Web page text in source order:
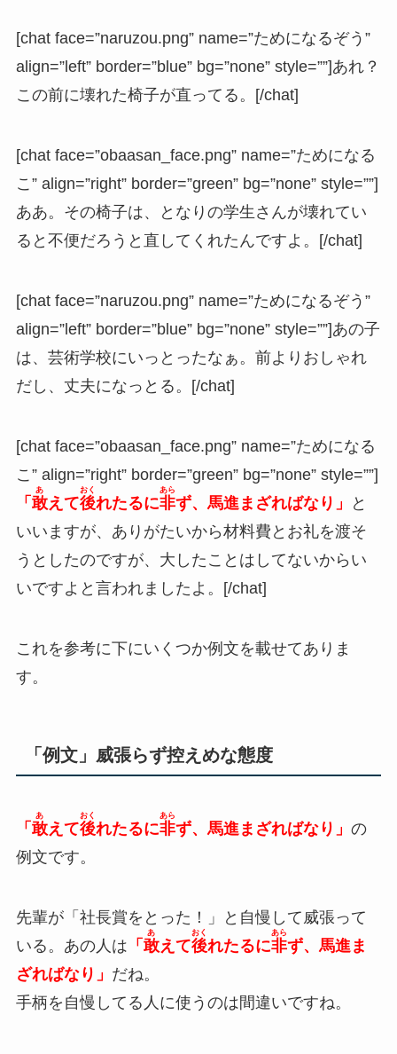
[chat face=”naruzou.png” name=”ためになるぞう”
align=”left” border=”blue” bg=”none” style=””]あれ？
この前に壊れた椅子が直ってる。[/chat]
[chat face=”obaasan_face.png” name=”ためになる
こ” align=”right” border=”green” bg=”none” style=””]
ああ。その椅子は、となりの学生さんが壊れてい
ると不便だろうと直してくれたんですよ。[/chat]
[chat face=”naruzou.png” name=”ためになるぞう”
align=”left” border=”blue” bg=”none” style=””]あの子
は、芸術学校にいっとったなぁ。前よりおしゃれ
だし、丈夫になっとる。[/chat]
[chat face=”obaasan_face.png” name=”ためになる
こ” align=”right” border=”green” bg=”none” style=””]
「 敢
あ
えて後
おく
れたるに非
あら
ず、馬進まざればなり」
と
いいますが、ありがたいから材料費とお礼を渡そ
うとしたのですが、大したことはしてないからい
いですよと言われましたよ。[/chat]
これを参考に下にいくつか例文を載せてありま
す。
「例文」威張らず控えめな態度
「 敢
あ
えて後
おく
れたるに非
あら
ず、馬進まざればなり」 の
例文です。
先輩が「社長賞をとった！」と自慢して威張って
いる。あの人は 「 敢
あ
えて後
おく
れたるに非
あら
ず、馬進ま
ざればなり」 だね。
手柄を自慢してる人に使うのは間違いですね。